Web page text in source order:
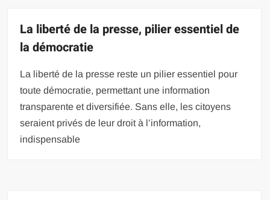
La liberté de la presse, pilier essentiel de
la démocratie
La liberté de la presse reste un pilier essentiel pour
toute démocratie, permettant une information
transparente et diversifiée. Sans elle, les citoyens
seraient privés de leur droit à l’information,
indispensable